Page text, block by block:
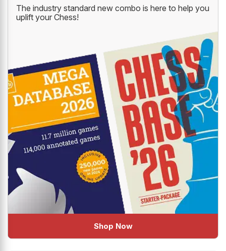
The industry standard new combo is here to help you
uplift your Chess!
Shop Now